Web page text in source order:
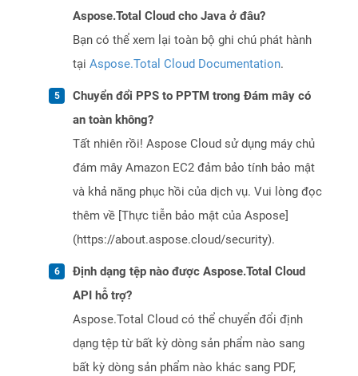
Aspose.Total Cloud cho Java ở đâu?
Bạn có thể xem lại toàn bộ ghi chú phát hành
tại Aspose.Total Cloud Documentation.
Chuyển đổi PPS to PPTM trong Đám mây có
an toàn không?
Tất nhiên rồi! Aspose Cloud sử dụng máy chủ
đám mây Amazon EC2 đảm bảo tính bảo mật
và khả năng phục hồi của dịch vụ. Vui lòng đọc
thêm về [Thực tiễn bảo mật của Aspose]
(https://about.aspose.cloud/security).
Định dạng tệp nào được Aspose.Total Cloud
API hỗ trợ?
Aspose.Total Cloud có thể chuyển đổi định
dạng tệp từ bất kỳ dòng sản phẩm nào sang
bất kỳ dòng sản phẩm nào khác sang PDF,